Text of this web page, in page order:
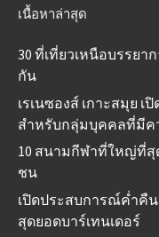
เนื้อหาล่าสุด
30 ที่เที่ยวเหนือบรรย
กัน
เรเนซองส์ เกาะสมุย
สำหรับกลุ่มบุคคลที่มีค
10 สนามกีฬาที่ใหญ่ที่สุ
ชน
เปิดประสบการณ์ค่ำคืน
สุดยอดบาร์เทนเดอร์